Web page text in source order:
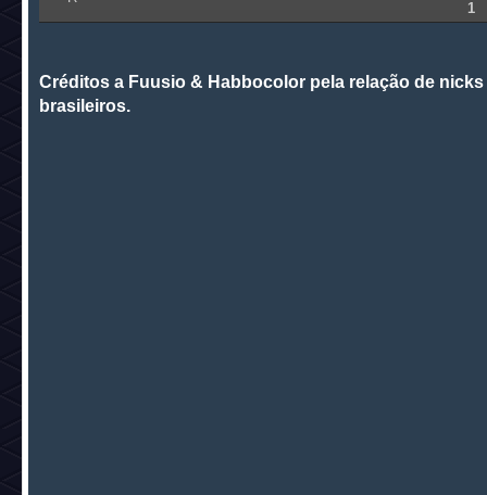
1
Créditos a Fuusio & Habbocolor pela relação de nicks
brasileiros.